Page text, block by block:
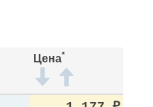
Цена*